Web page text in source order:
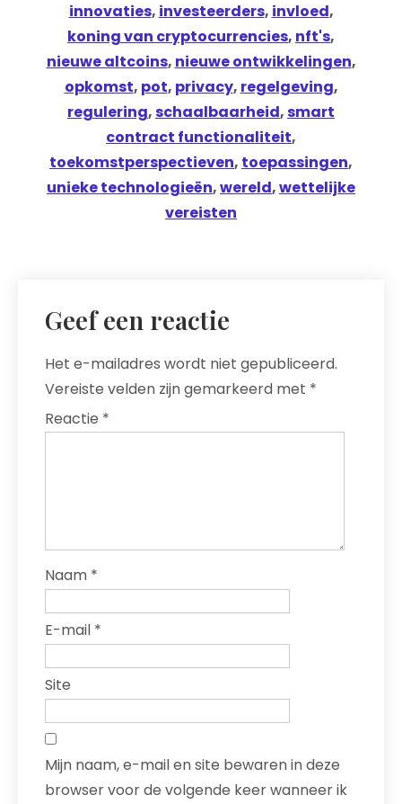
innovaties, investeerders, invloed,
koning van cryptocurrencies, nft's,
nieuwe altcoins, nieuwe ontwikkelingen,
opkomst, pot, privacy, regelgeving,
regulering,schaalbaarheid,smart
contract functionaliteit,
toekomstperspectieven, toepassingen,
unieke technologieën,wereld,wettelijke
vereisten
Geef een reactie
Het e-mailadres wordt niet gepubliceerd.
Vereiste velden zijn gemarkeerd met *
Reactie *
Naam *
E-mail *
Site
Mijn naam, e-mail en site bewaren in deze
browser voor de volgende keer wanneer ik